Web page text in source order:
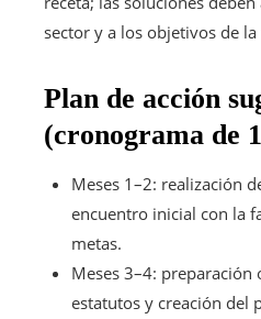
sector y a los objetivos de
Plan de acción
(cronograma de
Meses 1–2: realización
encuentro inicial con la
metas.
Meses 3–4: preparación
estatutos y creación del